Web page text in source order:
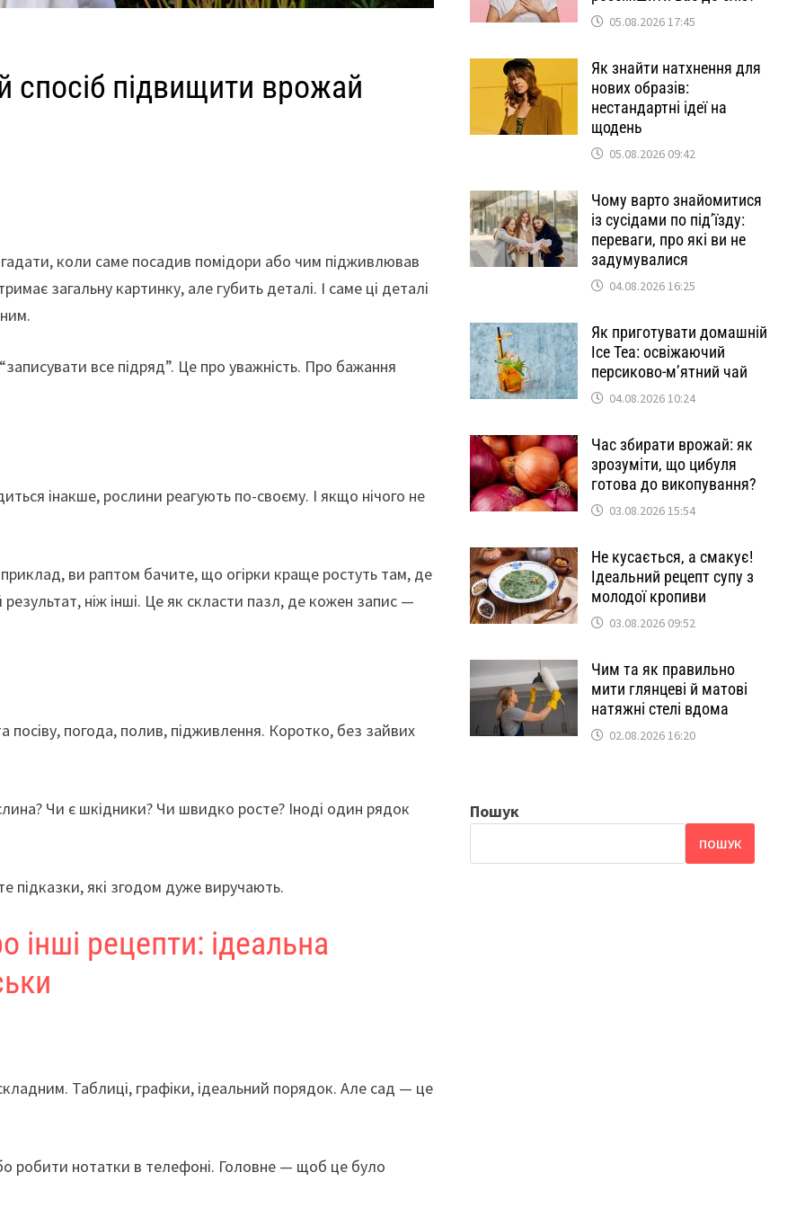
підвищити врожай
коли саме посадив помідори або чим підживлював
загальну картинку, але губить деталі. І саме ці деталі
все підряд”. Це про уважність. Про бажання
інакше, рослини реагують по-своєму. І якщо нічого не
ви раптом бачите, що огірки краще ростуть там, де
ніж інші. Це як скласти пазл, де кожен запис —
посіву, погода, полив, підживлення. Коротко, без зайвих
Чи є шкідники? Чи швидко росте? Іноді один рядок
підказки, які згодом дуже виручають.
інші рецепти: ідеальна
Таблиці, графіки, ідеальний порядок. Але сад — це
робити нотатки в телефоні. Головне — щоб це було
05.08.2026 17:45
Як знайти натхнення для
нових образів:
нестандартні ідеї на
щодень
05.08.2026 09:42
Чому варто знайомитися
із сусідами по під’їзду:
переваги, про які ви не
задумувалися
04.08.2026 16:25
Як приготувати домашній
Ice Tea: освіжаючий
персиково-м’ятний чай
04.08.2026 10:24
Час збирати врожай: як
зрозуміти, що цибуля
готова до викопування?
03.08.2026 15:54
Не кусається, а смакує!
Ідеальний рецепт супу з
молодої кропиви
03.08.2026 09:52
Чим та як правильно
мити глянцеві й матові
натяжні стелі вдома
02.08.2026 16:20
Пошук
ПОШУК